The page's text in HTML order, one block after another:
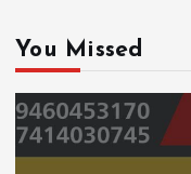
You Missed